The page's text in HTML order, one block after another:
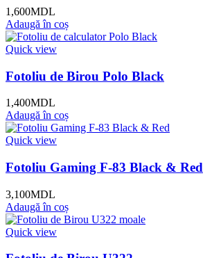
1,600MDL
Adaugă în coș
Quick view
Fotoliu de Birou Polo Black
1,400MDL
Adaugă în coș
Quick view
Fotoliu Gaming F-83 Black & Red
3,100MDL
Adaugă în coș
Quick view